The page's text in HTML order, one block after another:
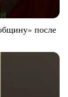
после